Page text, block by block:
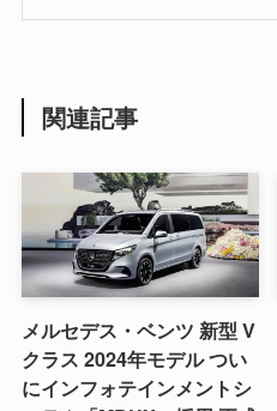
関連記事
メルセデス・ベンツ 新型 V
クラス 2024年モデル つい
にインフォテインメントシ